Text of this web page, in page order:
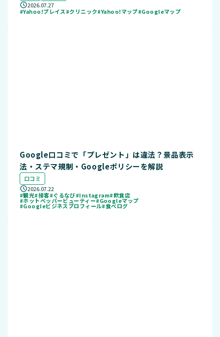
2026.07.27
#Yahoo!プレイス#クリニック#Yahoo!マップ#Googleマップ
Google口コミで「プレゼント」は違法？景品表示
法・ステマ規制・Googleポリシーを解説
口コミ
2026.07.22
#観光#接客#ぐるなび#Instagram#飲食店
#ホットペッパービューティー#Googleマップ
#Googleビジネスプロフィール#食べログ